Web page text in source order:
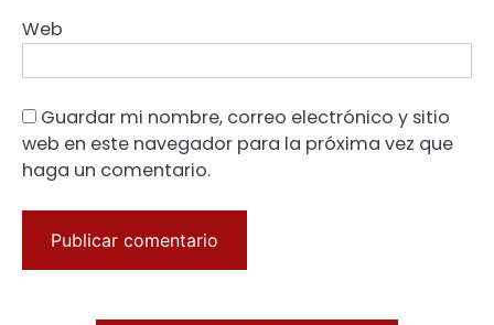
Web
Guardar mi nombre, correo electrónico y sitio
web en este navegador para la próxima vez que
haga un comentario.